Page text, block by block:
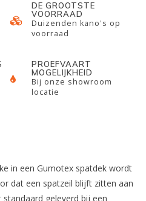
DE GROOTSTE
VOORRAAD
Duizenden kano's op
voorraad
PROEFVAART
MOGELIJKHEID
Bij onze showroom
locatie
in een Gumotex spatdek wordt
dat een spatzeil blijft zitten aan
geleverd bij een